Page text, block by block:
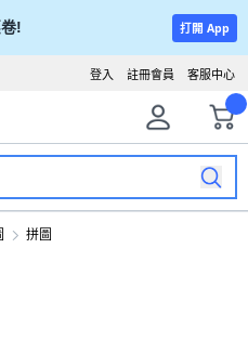
! 打開 App
客服中心
註冊會員
登入
拼圖